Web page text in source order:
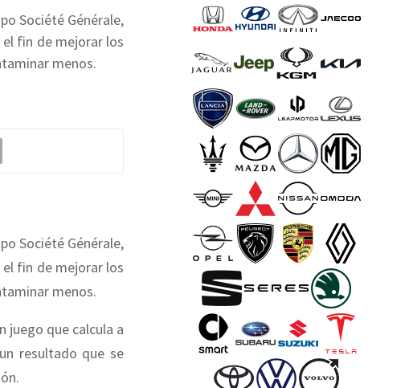
Société Générale,
el fin de mejorar los
menos.
Société Générale,
el fin de mejorar los
menos.
juego que calcula a
resultado que se